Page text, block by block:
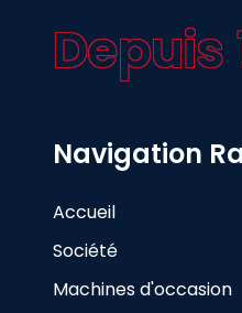
Depuis
Navigation
Accueil
Société
Machines d'occasion